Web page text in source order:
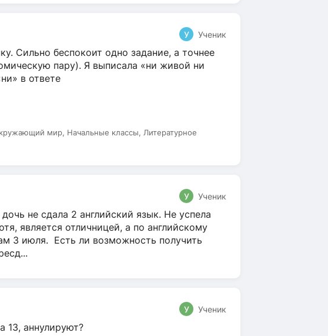
У Ученик
Сильно беспокоит одно задание, а точнее
пару). Я выписала «ни живой ни
в ответе
мир, Начальные классы, Литературное
У Ученик
не сдала 2 английский язык. Не успела
является отличницей, а по английскому
3 июля. Есть ли возможность получить
У Ученик
13, аннулируют?